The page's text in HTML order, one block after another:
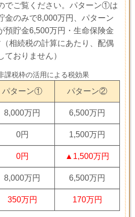
でご覧ください。パターン①は
金のみで8,000万円、パターン
貯金6,500万円・生命保険金
相続税の計算にあたり、配偶
おりません）
課税枠の活用による税効果
パターン① パターン②
8,000万円 6,500万円
0円 1,500万円
0円 ▲1,500万円
8,000万円 6,500万円
350万円 170万円